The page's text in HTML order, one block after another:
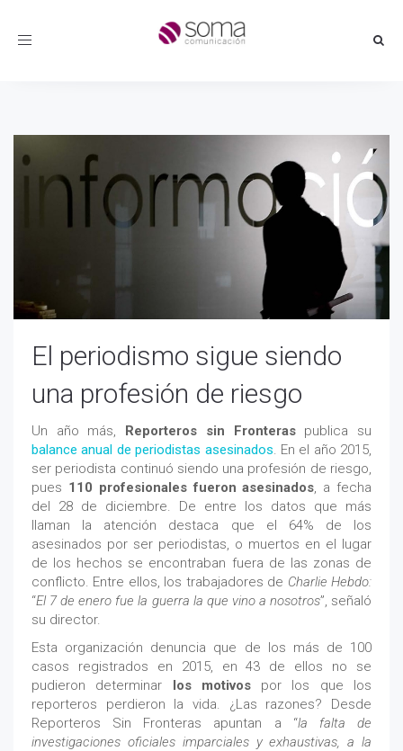
Toggle
El periodismo sigue siendo
una profesión de riesgo
Un año más, Reporteros sin Fronteraspublica su
balance anual de periodistas asesinados. En el año 2015,
ser periodista continuó siendo una profesión de riesgo,
pues 110 profesionales fueron asesinados, a fecha
del 28 de diciembre. De entre los datos que más
llaman la atención destaca que el 64% de los
asesinados por ser periodistas, o muertos en el lugar
de los hechos se encontraban fuera de las zonas de
conflicto. Entre ellos, los trabajadores de Charlie Hebdo:
“El 7 de enero fue la guerra la que vino a nosotros”, señaló
su director.
Esta organización denuncia que de los más de 100
casos registrados en 2015, en 43 de ellos no se
pudieron determinar los motivospor los que los
reporteros perdieron la vida. ¿Las razones? Desde
Reporteros Sin Fronteras apuntan a “la falta de
investigaciones oficiales imparciales y exhaustivas, a la